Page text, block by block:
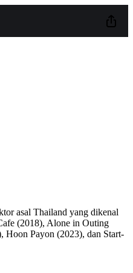
asal Thailand yang dikenal
(2018), Alone in Outing
Payon (2023), dan Start-